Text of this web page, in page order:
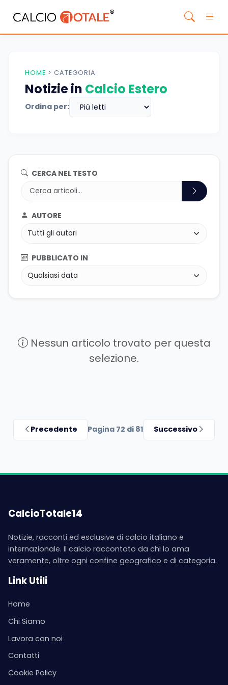
HOME > CATEGORIA
Notizie in Calcio Estero
Ordina per:
CERCA NEL TESTO
AUTORE
PUBBLICATO IN
Nessun articolo trovato per questa
selezione.
Precedente Pagina 72 di 81 Successivo
CalcioTotale14
Notizie, racconti ed esclusive di calcio italiano e
internazionale. Il calcio raccontato da chi lo ama
veramente, oltre ogni confine geografico e di categoria.
Link Utili
Home
Chi Siamo
Lavora con noi
Contatti
Cookie Policy